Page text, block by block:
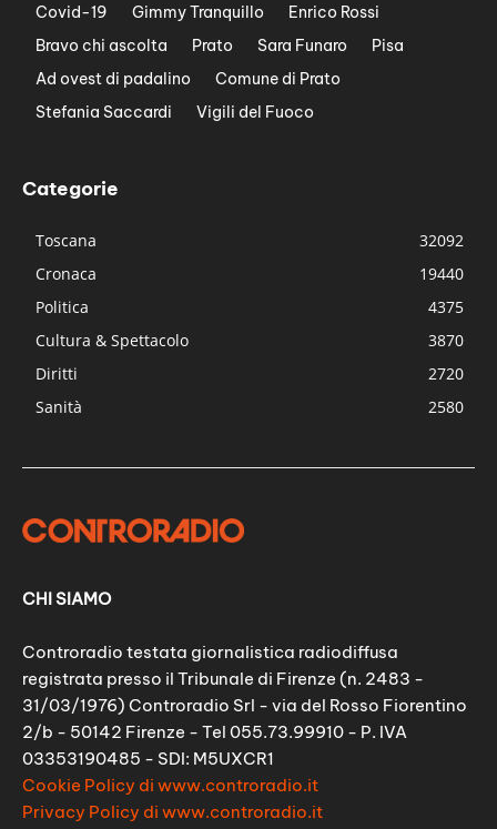
Covid-19
Gimmy Tranquillo
Enrico Rossi
Bravo chi ascolta
Prato Sara Funaro
Pisa
Ad ovest di padalino
Comune di Prato
Stefania Saccardi
Vigili del Fuoco
Categorie
Toscana
32092
Cronaca
19440
Politica
4375
Cultura & Spettacolo
3870
Diritti
2720
Sanità
2580
CHI SIAMO
Controradio testata giornalistica radiodiffusa
registrata presso il Tribunale di Firenze (n. 2483 -
31/03/1976) Controradio Srl - via del Rosso Fiorentino
2/b - 50142 Firenze - Tel 055.73.99910 - P. IVA
03353190485 - SDI: M5UXCR1
Cookie Policy di www.controradio.it
Privacy Policy di www.controradio.it